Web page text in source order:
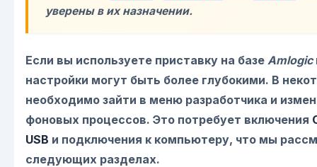
уверены в их назначении.
Если вы используете приставку на базе Amlogic
настройки могут быть более глубокими. В
необходимо зайти в меню разработчика и
фоновых процессов. Это потребует включения
USB и подключения к компьютеру, что мы
следующих разделах.